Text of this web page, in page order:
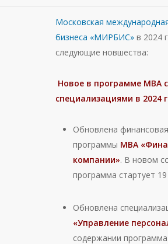
Московская
бизнеса «МИРБИС» в 2024
следующие новшества:
Новое в программе МВА
специализациями в 2024
Обновлена
программы МВА
компании». В новом
программа стартует
Обновлена
«Управление
содержании